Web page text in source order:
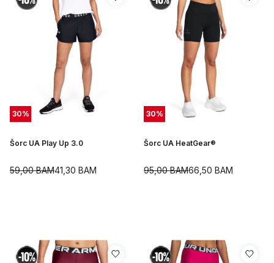
30%
Šorc UA Play Up 3.0
41,30 BAM
59,00BAM
30%
Šorc UA HeatGear®
66,50 BAM
95,00BAM